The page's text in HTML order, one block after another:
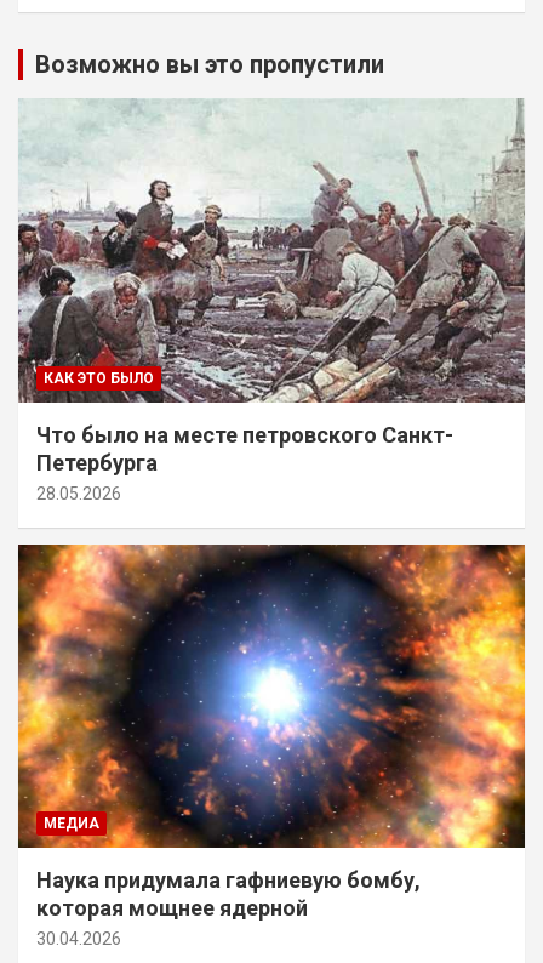
Возможно вы это пропустили
КАК ЭТО БЫЛО
Что было на месте петровского Санкт-
Петербурга
28.05.2026
МЕДИА
Наука придумала гафниевую бомбу,
которая мощнее ядерной
30.04.2026